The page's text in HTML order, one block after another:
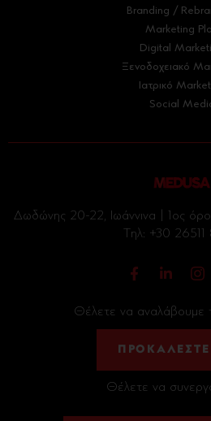
Branding /
Marketing
Digital
Ξενοδοχειακό
Ιατρικό
Social
Δωδώνης 20-22, Ιωάννινα | 1ος
Tηλ: +30 26511
Θέλετε να αναλάβουμε
Θέλετε να